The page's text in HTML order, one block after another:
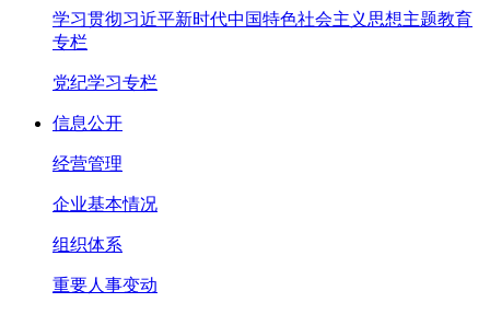
学习贯彻习近平新时代中国特色社会主义思想主题教育
专栏
党纪学习专栏
信息公开
经营管理
企业基本情况
组织体系
重要人事变动